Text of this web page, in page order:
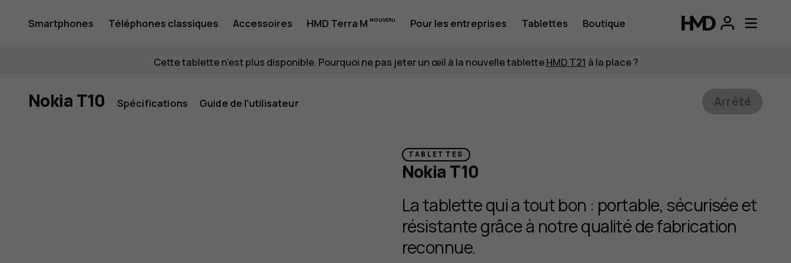
Nokia T10
Smartphones Téléphones classiques Accessoires HMD Terra M Pour les entreprises Tablettes Boutique
Cette tablette n'est plus disponible. Pourquoi ne pas jeter un œil à la nouvelle tabletteHMD T21 à la place ?
Nokia T10 Spécifications Guide de l'utilisateur Arrêté
TABLETTES
Nokia T10
La tablette qui a tout bon : portable, sécurisée et
résistante grâce à notre qualité de fabrication
reconnue.